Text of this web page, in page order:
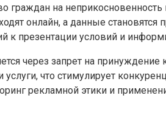
граждан на
онлайн, а данные
к презентации условий и
через запрет на
что стимулирует
рекламной этики и